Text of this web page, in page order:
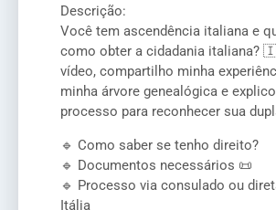
Descrição:
Você tem ascendência italiana e
como obter a cidadania italiana?
vídeo, compartilho minha
minha árvore genealógica e
processo para reconhecer sua
🔹 Como saber se tenho direito?
🔹 Documentos necessários 📜
🔹 Processo via consulado ou
Itália